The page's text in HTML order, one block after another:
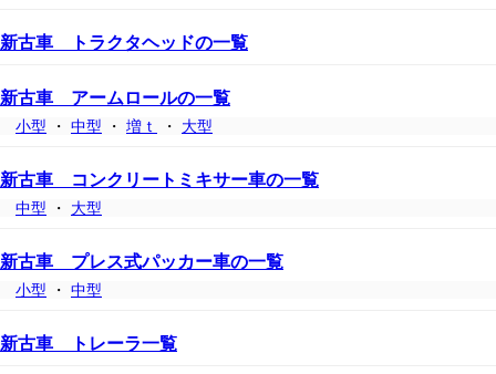
新古車 トラクタヘッドの一覧
新古車 アームロールの一覧
小型 ・ 中型 ・ 増ｔ ・ 大型
新古車 コンクリートミキサー車の一覧
中型 ・ 大型
新古車 プレス式パッカー車の一覧
小型 ・ 中型
新古車 トレーラ一覧